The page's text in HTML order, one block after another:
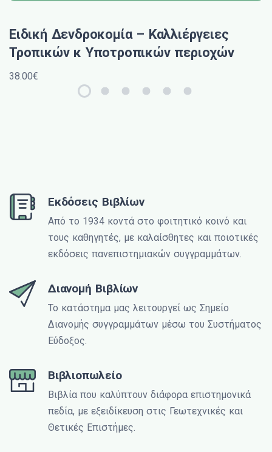
Ειδική Δενδροκομία – Καλλιέργειες
Τροπικών κ Υποτροπικών περιοχών
38.00€
Εκδόσεις Βιβλίων
Από το 1934 κοντά στο φοιτητικό κοινό και
τους καθηγητές, με καλαίσθητες και ποιοτικές
εκδόσεις πανεπιστημιακών συγγραμμάτων.
Διανομή Βιβλίων
Το κατάστημα μας λειτουργεί ως Σημείο
Διανομής συγγραμμάτων μέσω του Συστήματος
Εύδοξος.
Βιβλιοπωλείο
Βιβλία που καλύπτουν διάφορα επιστημονικά
πεδία, με εξειδίκευση στις Γεωτεχνικές και
Θετικές Επιστήμες.